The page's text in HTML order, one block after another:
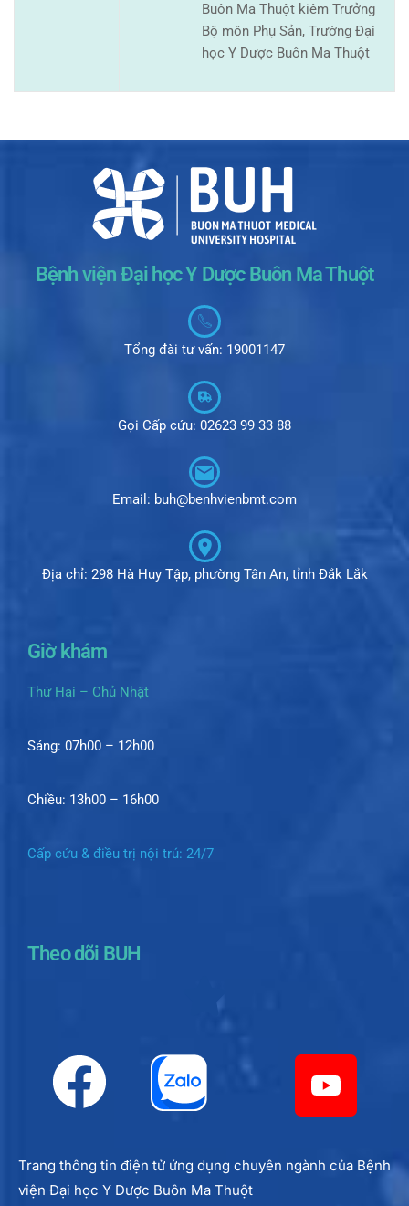
Buôn Ma Thuột kiêm Trưởng
Bộ môn Phụ Sản, Trường Đại
học Y Dược Buôn Ma Thuột
Bệnh viện Đại học Y Dược Buôn Ma Thuột
Tổng đài tư vấn: 19001147
Gọi Cấp cứu: 02623 99 33 88
Email: buh@benhvienbmt.com
Địa chỉ: 298 Hà Huy Tập, phường Tân An, tỉnh Đắk Lắk
Giờ khám
Thứ Hai – Chủ Nhật
Sáng: 07h00 – 12h00
Chiều: 13h00 – 16h00
Cấp cứu & điều trị nội trú: 24/7
Theo dõi BUH
Trang thông tin điện tử ứng dụng chuyên ngành của Bệnh
viện Đại học Y Dược Buôn Ma Thuột